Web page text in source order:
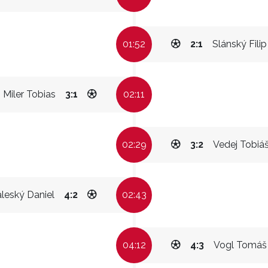
01:52 Slánský Filip
2:1
Miler Tobias 3:1 02:11
02:29 Vedej
3:2
Daniel 4:2 02:43
04:12 Vogl Tomáš
4:3